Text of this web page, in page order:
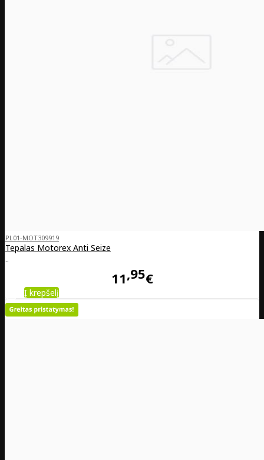
PL01-MOT309919
Tepalas Motorex Anti Seize
..
11 95€
Į krepšelį